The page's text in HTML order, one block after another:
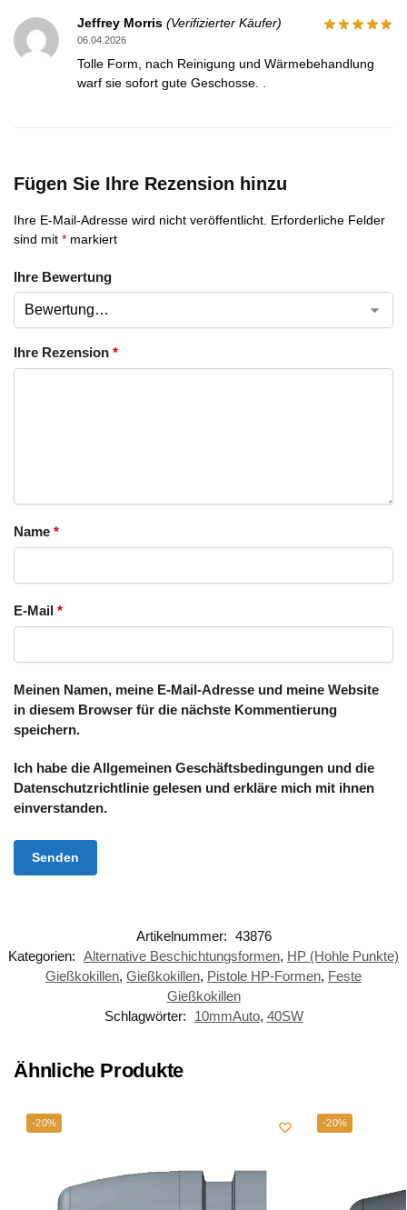
Jeffrey Morris (Verifizierter Käufer)
06.04.2026
Tolle Form, nach Reinigung und Wärmebehandlung
warf sie sofort gute Geschosse. .
Fügen Sie Ihre Rezension hinzu
Ihre E-Mail-Adresse wird nicht veröffentlicht. Erforderliche Felder
sind mit * markiert
Ihre Bewertung
Ihre Rezension *
Name *
E-Mail *
Meinen Namen, meine E-Mail-Adresse und meine Website
in diesem Browser für die nächste Kommentierung
speichern.
Ich habe die Allgemeinen Geschäftsbedingungen und die
Datenschutzrichtlinie gelesen und erkläre mich mit ihnen
einverstanden.
Artikelnummer: 43876
Kategorien: Alternative Beschichtungsformen, HP (Hohle Punkte)
Gießkokillen, Gießkokillen, Pistole HP-Formen, Feste
Gießkokillen
Schlagwörter:
10mmAuto, 40SW
Ähnliche Produkte
-20% -20%